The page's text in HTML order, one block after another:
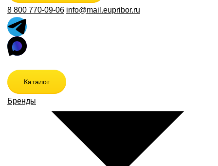
8 800 770-09-06 info@mail.eupribor.ru
Каталог
Бренды